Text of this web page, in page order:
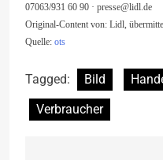
07063/931 60 90 · presse@lidl.de
Original-Content von: Lidl,
Quelle: ots
Tagged: Bild
Verbraucher